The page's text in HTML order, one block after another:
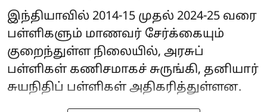
இந்தியாவில் 2014-15 முதல் 2024-25 வரை
பள்ளிகளும் மாணவர் சேர்க்கையும்
குறைந்துள்ள நிலையில், அரசுப்
பள்ளிகள் கணிசமாகச் சுருங்கி, தனியார்
சுயநிதிப் பள்ளிகள் அதிகரித்துள்ளன.